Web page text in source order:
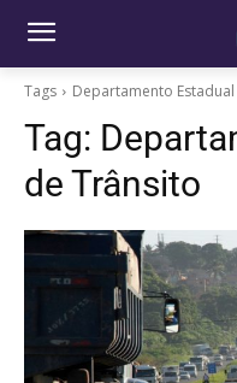
Tags Departamento
Tag:
de Trânsito